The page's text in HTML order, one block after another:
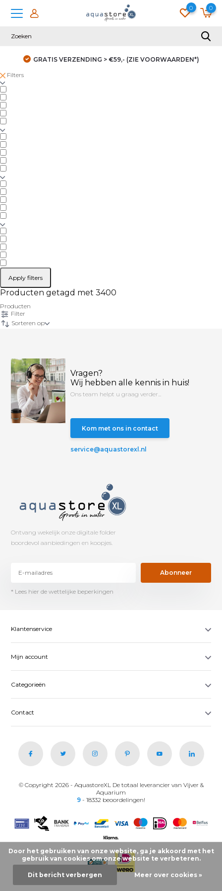
0 0
GRATIS VERZENDING > €59,- (ZIE VOORWAARDEN*)
Filters
Apply filters
Producten getagd met 3400
Producten
Filter
Sorteren op
Vragen?
Wij hebben alle kennis in huis!
Ons team helpt u graag verder...
Kom met ons in contact
service@aquastorexl.nl
Ontvang wekelijk onze digitale folder
boordevol aanbiedingen en koopjes.
Abonneer
* Lees hier de wettelijke beperkingen
Klantenservice
Mijn account
Categorieën
Contact
© Copyright 2026 - AquastoreXL De totaal leverancier van Vijver &
Aquarium
9 - 18332 beoordelingen!
Door het gebruiken van onze website, ga je akkoord met het
gebruik van cookies om onze website te verbeteren.
Dit bericht verbergen Meer over cookies »